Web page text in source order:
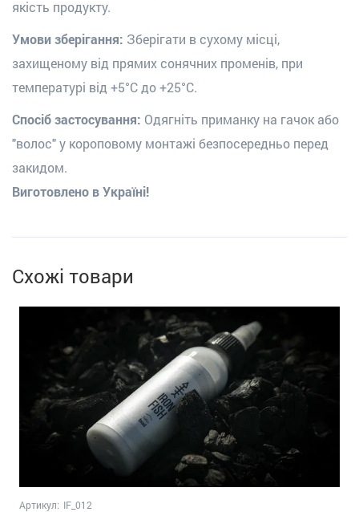
якість продукту.
Умови зберігання: Зберігати в сухому місці,
захищеному від прямих сонячних променів, при
температурі від +5°С до +25°С.
Спосіб застосування: Одягніть приманку на гачок або
"волос" у короповому монтажі безпосередньо перед
закидом.
Виготовлено в Україні!
Схожі товари
Артикул: IF_012